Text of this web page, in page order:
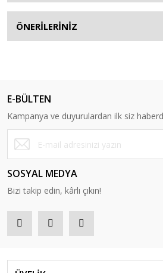
ÖNERİLERİNİZ
E-BÜLTEN
Kampanya ve duyurulardan ilk siz
SOSYAL MEDYA
Bizi takip edin, kârlı çıkın!